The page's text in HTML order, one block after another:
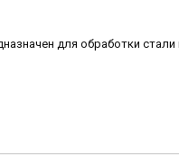
для обработки